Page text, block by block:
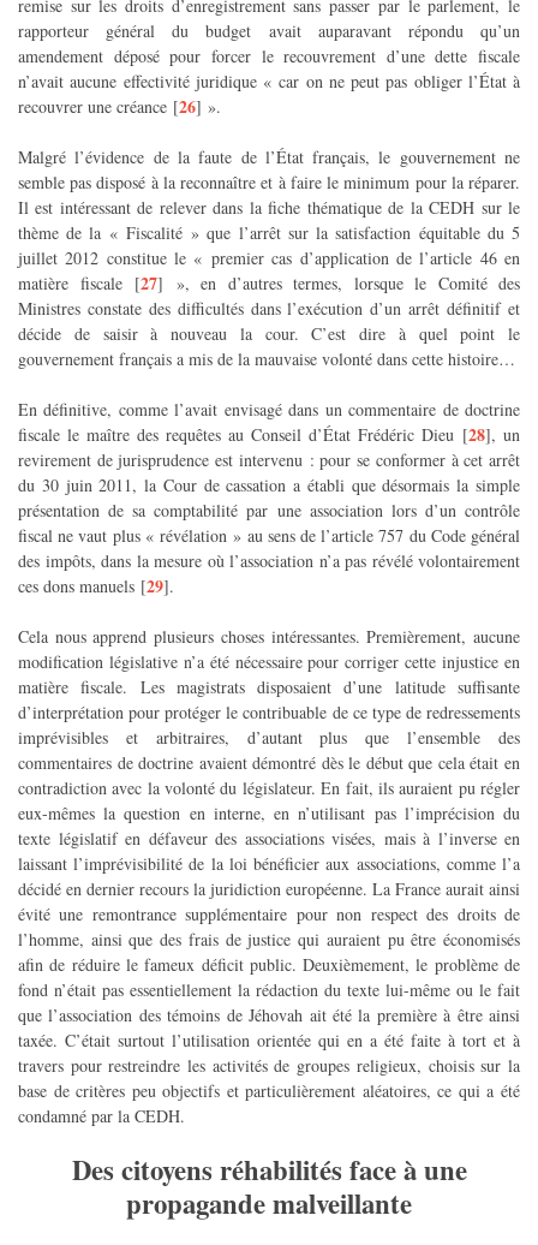
remise sur les droits d’enregistrement sans passer par le parlement, le
rapporteur général du budget avait auparavant répondu qu’un
amendement déposé pour forcer le recouvrement d’une dette fiscale
n’avait aucune effectivité juridique « car on ne peut pas obliger l’État à
recouvrer une créance [26] ».
Malgré l’évidence de la faute de l’État français, le gouvernement ne
semble pas disposé à la reconnaître et à faire le minimum pour la réparer.
Il est intéressant de relever dans la fiche thématique de la CEDH sur le
thème de la « Fiscalité » que l’arrêt sur la satisfaction équitable du 5
juillet 2012 constitue le « premier cas d’application de l’article 46 en
matière fiscale[27] », en d’autres termes, lorsque le Comité des
Ministres constate des difficultés dans l’exécution d’un arrêt définitif et
décide de saisir à nouveau la cour. C’est dire à quel point le
gouvernement français a mis de la mauvaise volonté dans cette histoire…
En définitive, comme l’avait envisagé dans un commentaire de doctrine
fiscale le maître des requêtes au Conseil d’État Frédéric Dieu [28], un
revirement de jurisprudence est intervenu : pour se conformer à cet arrêt
du 30 juin 2011, la Cour de cassation a établi que désormais la simple
présentation de sa comptabilité par une association lors d’un contrôle
fiscal ne vaut plus « révélation » au sens de l’article 757 du Code général
des impôts, dans la mesure où l’association n’a pas révélé volontairement
ces dons manuels [29].
Cela nous apprend plusieurs choses intéressantes. Premièrement, aucune
modification législative n’a été nécessaire pour corriger cette injustice en
matière fiscale. Les magistrats disposaient d’une latitude suffisante
d’interprétation pour protéger le contribuable de ce type de redressements
imprévisibles et arbitraires, d’autant plus que l’ensemble des
commentaires de doctrine avaient démontré dès le début que cela était en
contradiction avec la volonté du législateur. En fait, ils auraient pu régler
eux-mêmes la question en interne, en n’utilisant pas l’imprécision du
texte législatif en défaveur des associations visées, mais à l’inverse en
laissant l’imprévisibilité de la loi bénéficier aux associations, comme l’a
décidé en dernier recours la juridiction européenne. La France aurait ainsi
évité une remontrance supplémentaire pour non respect des droits de
l’homme, ainsi que des frais de justice qui auraient pu être économisés
afin de réduire le fameux déficit public. Deuxièmement, le problème de
fond n’était pas essentiellement la rédaction du texte lui-même ou le fait
que l’association des témoins de Jéhovah ait été la première à être ainsi
taxée. C’était surtout l’utilisation orientée qui en a été faite à tort et à
travers pour restreindre les activités de groupes religieux, choisis sur la
base de critères peu objectifs et particulièrement aléatoires, ce qui a été
condamné par la CEDH.
Des citoyens réhabilités face à une
propagande malveillante